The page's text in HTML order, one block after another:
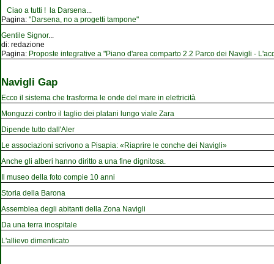
Ciao a tutti ! la Darsena...
Pagina: "Darsena, no a progetti tampone"
Gentile Signor...
di: redazione
Pagina: Proposte integrative a "Piano d'area comparto 2.2 Parco dei Navigli -
Navigli Gap
Ecco il sistema che trasforma le onde del mare in elettricità
Monguzzi contro il taglio dei platani lungo viale Zara
Dipende tutto dall'Aler
Le associazioni scrivono a Pisapia: «Riaprire le conche dei Navigli»
Anche gli alberi hanno diritto a una fine dignitosa.
Il museo della foto compie 10 anni
Storia della Barona
Assemblea degli abitanti della Zona Navigli
Da una terra inospitale
L'allievo dimenticato